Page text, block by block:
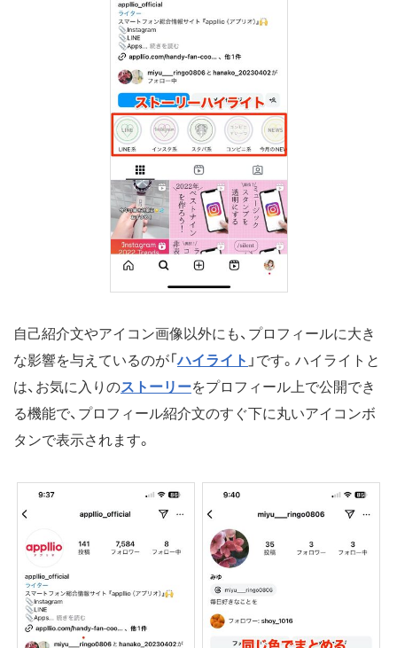
自己紹介文やアイコン画像以外にも、プロフィールに大き
な影響を与えているのが「ハイライト 」です。ハイライトと
は、お気に入りのストーリーをプロフィール上で公開でき
る機能で、プロフィール紹介文のすぐ下に丸いアイコンボ
タンで表示されます。